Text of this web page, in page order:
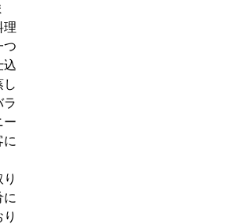
理
つ
込
し
ラ
ー
に
に